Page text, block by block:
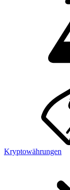
Kryptowährungen